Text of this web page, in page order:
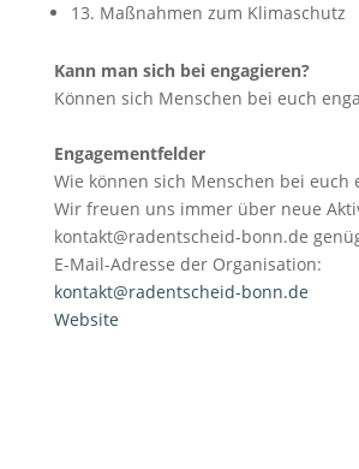
13. Maßnahmen zum Klimaschutz
Kann man sich bei engagieren?
Können sich Menschen bei euch
Engagementfelder
Wie können sich Menschen bei euch
Wir freuen uns immer über neue
kontakt@radentscheid-bonn.de
E-Mail-Adresse der Organisation:
kontakt@radentscheid-bonn.de
Website